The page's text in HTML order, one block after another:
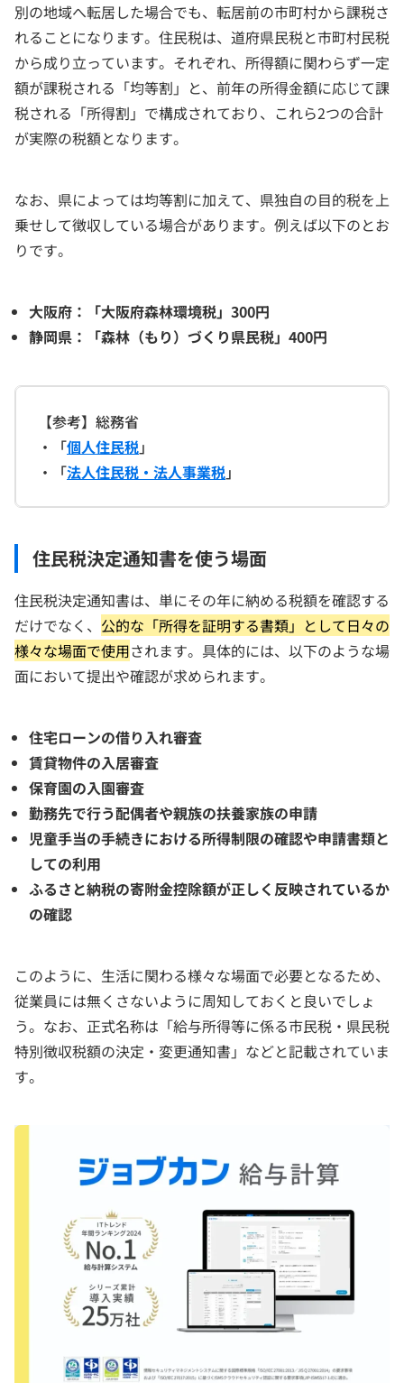
別の地域へ転居した場合でも、転居前の市町村から課税さ
れることになります。住民税は、道府県民税と市町村民税
から成り立っています。それぞれ、所得額に関わらず一定
額が課税される「均等割」と、前年の所得金額に応じて課
税される「所得割」で構成されており、これら2つの合計
が実際の税額となります。
なお、県によっては均等割に加えて、県独自の目的税を上
乗せして徴収している場合があります。例えば以下のとお
りです。
大阪府：「大阪府森林環境税」300円
静岡県：「森林（もり）づくり県民税」400円
【参考】総務省
・「個人住民税」
・「法人住民税・法人事業税」
住民税決定通知書を使う場面
住民税決定通知書は、単にその年に納める税額を確認する
だけでなく、 公的な「所得を証明する書類」として日々の
様々な場面で使用されます。具体的には、以下のような場
面において提出や確認が求められます。
住宅ローンの借り入れ審査
賃貸物件の入居審査
保育園の入園審査
勤務先で行う配偶者や親族の扶養家族の申請
児童手当の手続きにおける所得制限の確認や申請書類と
しての利用
ふるさと納税の寄附金控除額が正しく反映されているか
の確認
このように、生活に関わる様々な場面で必要となるため、
従業員には無くさないように周知しておくと良いでしょ
う。なお、正式名称は「給与所得等に係る市民税・県民税
特別徴収税額の決定・変更通知書」などと記載されていま
す。